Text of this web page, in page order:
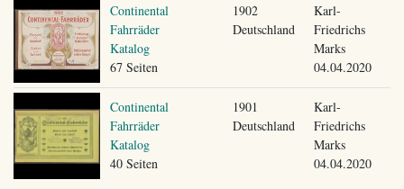
Continental
Fahrräder
Katalog
67 Seiten
1902
Deutschland
Karl-
Friedrichs
Marks
04.04.2020
Continental
Fahrräder
Katalog
40 Seiten
1901
Deutschland
Karl-
Friedrichs
Marks
04.04.2020